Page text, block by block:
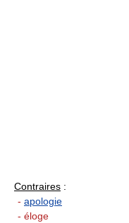
Contraires :
- apologie
- éloge